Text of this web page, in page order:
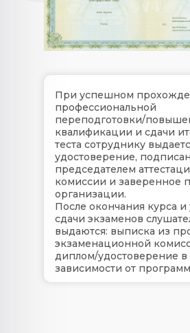
При успешном
профессиональной
переподготовки/
квалификации и сдачи
теста сотруднику
удостоверение,
председателем
комиссии и заверенное
организации.
После окончания курса
сдачи экзаменов
выдаются: выписка из
экзаменационной
диплом/удостоверение в
зависимости от